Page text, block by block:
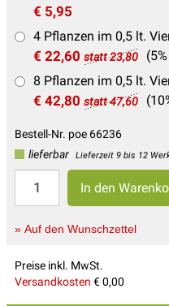
€ 5,95
4 Pflanzen im 0,5 lt.
€ 22,60 statt 23,80
8 Pflanzen im 0,5 lt.
€ 42,80 statt 47,60
Bestell-Nr. poe 66236
lieferbar
Lieferzeit 9 bis 12
» Auf den Wunschzettel
Preise inkl. MwSt.
Versandkosten € 0,00